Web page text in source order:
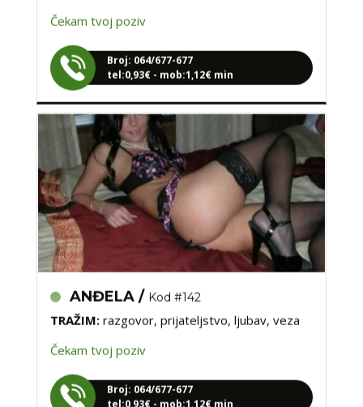
tel:0,93€ - mob:1,12€ min
ANĐELA /Kod #142
TRAŽIM:razgovor, prijateljstvo, ljubav, veza
Čekam tvoj poziv
tel:0,93€ - mob:1,12€ min